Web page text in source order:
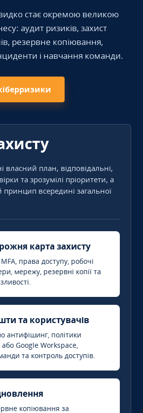
стає окремою великою
аудит ризиків, захист
резервне копіювання,
і навчання команди.
власний план, відповідальні,
та зрозумілі пріоритети, а
всередині загальної
карта захисту
права доступу, робочі
мережу, резервні копії та
та користувачів
антифішинг, політики
Google Workspace,
та контроль доступів.
копіювання за